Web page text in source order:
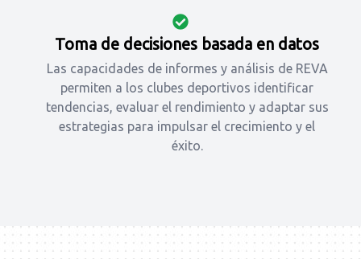
Toma de decisiones basada en datos
Las capacidades de informes y análisis de REVA
permiten a los clubes deportivos identificar
tendencias, evaluar el rendimiento y adaptar sus
estrategias para impulsar el crecimiento y el
éxito.